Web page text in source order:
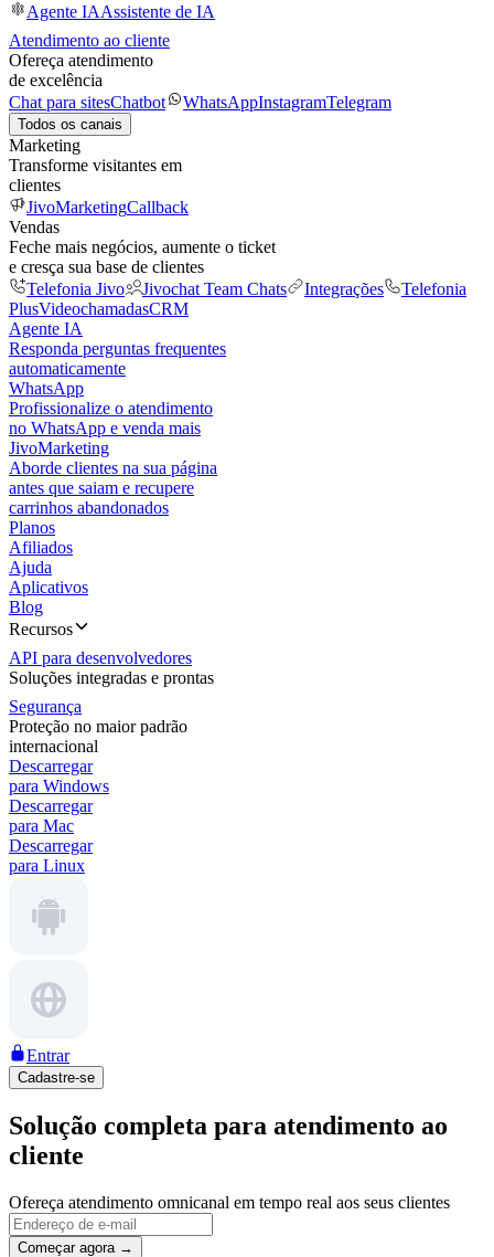
Agente IAAssistente de IA
Atendimento ao cliente
Ofereça atendimento
de excelência
Chat para sitesChatbot WhatsAppInstagramTelegram
Todos os canais
Marketing
Transforme visitantes em
clientes
JivoMarketingCallback
Vendas
Feche mais negócios, aumente o ticket
e cresça sua base de clientes
Telefonia Jivo
Jivochat Team Chats Integrações
Telefonia
PlusVideochamadasCRM
Agente IA
Responda perguntas frequentes
automaticamente
WhatsApp
Profissionalize o atendimento
no WhatsApp e venda mais
JivoMarketing
Aborde clientes na sua página
antes que saiam e recupere
carrinhos abandonados
Planos
Afiliados
Ajuda
Aplicativos
Blog
Recursos
API para desenvolvedores
Soluções integradas e prontas
Segurança
Proteção no maior padrão
internacional
Descarregar
para Windows
Descarregar
para Mac
Descarregar
para Linux
Entrar
Cadastre-se
Solução completa para atendimento ao
cliente
Ofereça atendimento omnicanal em tempo real aos seus clientes
Começar agora →